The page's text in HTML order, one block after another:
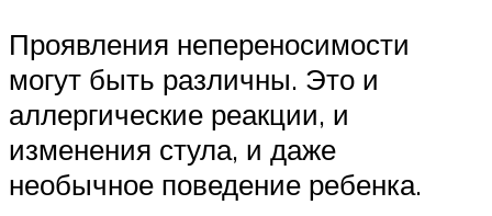
Проявления непереносимости
могут быть различны. Это и
аллергические реакции, и
изменения стула, и даже
необычное поведение ребенка.